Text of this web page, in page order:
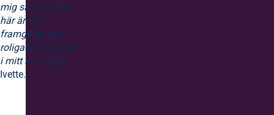
mig så stolt. Det
här är min
framgång, det
roligaste jag gjort
i mitt liv”, säger
Ivette.